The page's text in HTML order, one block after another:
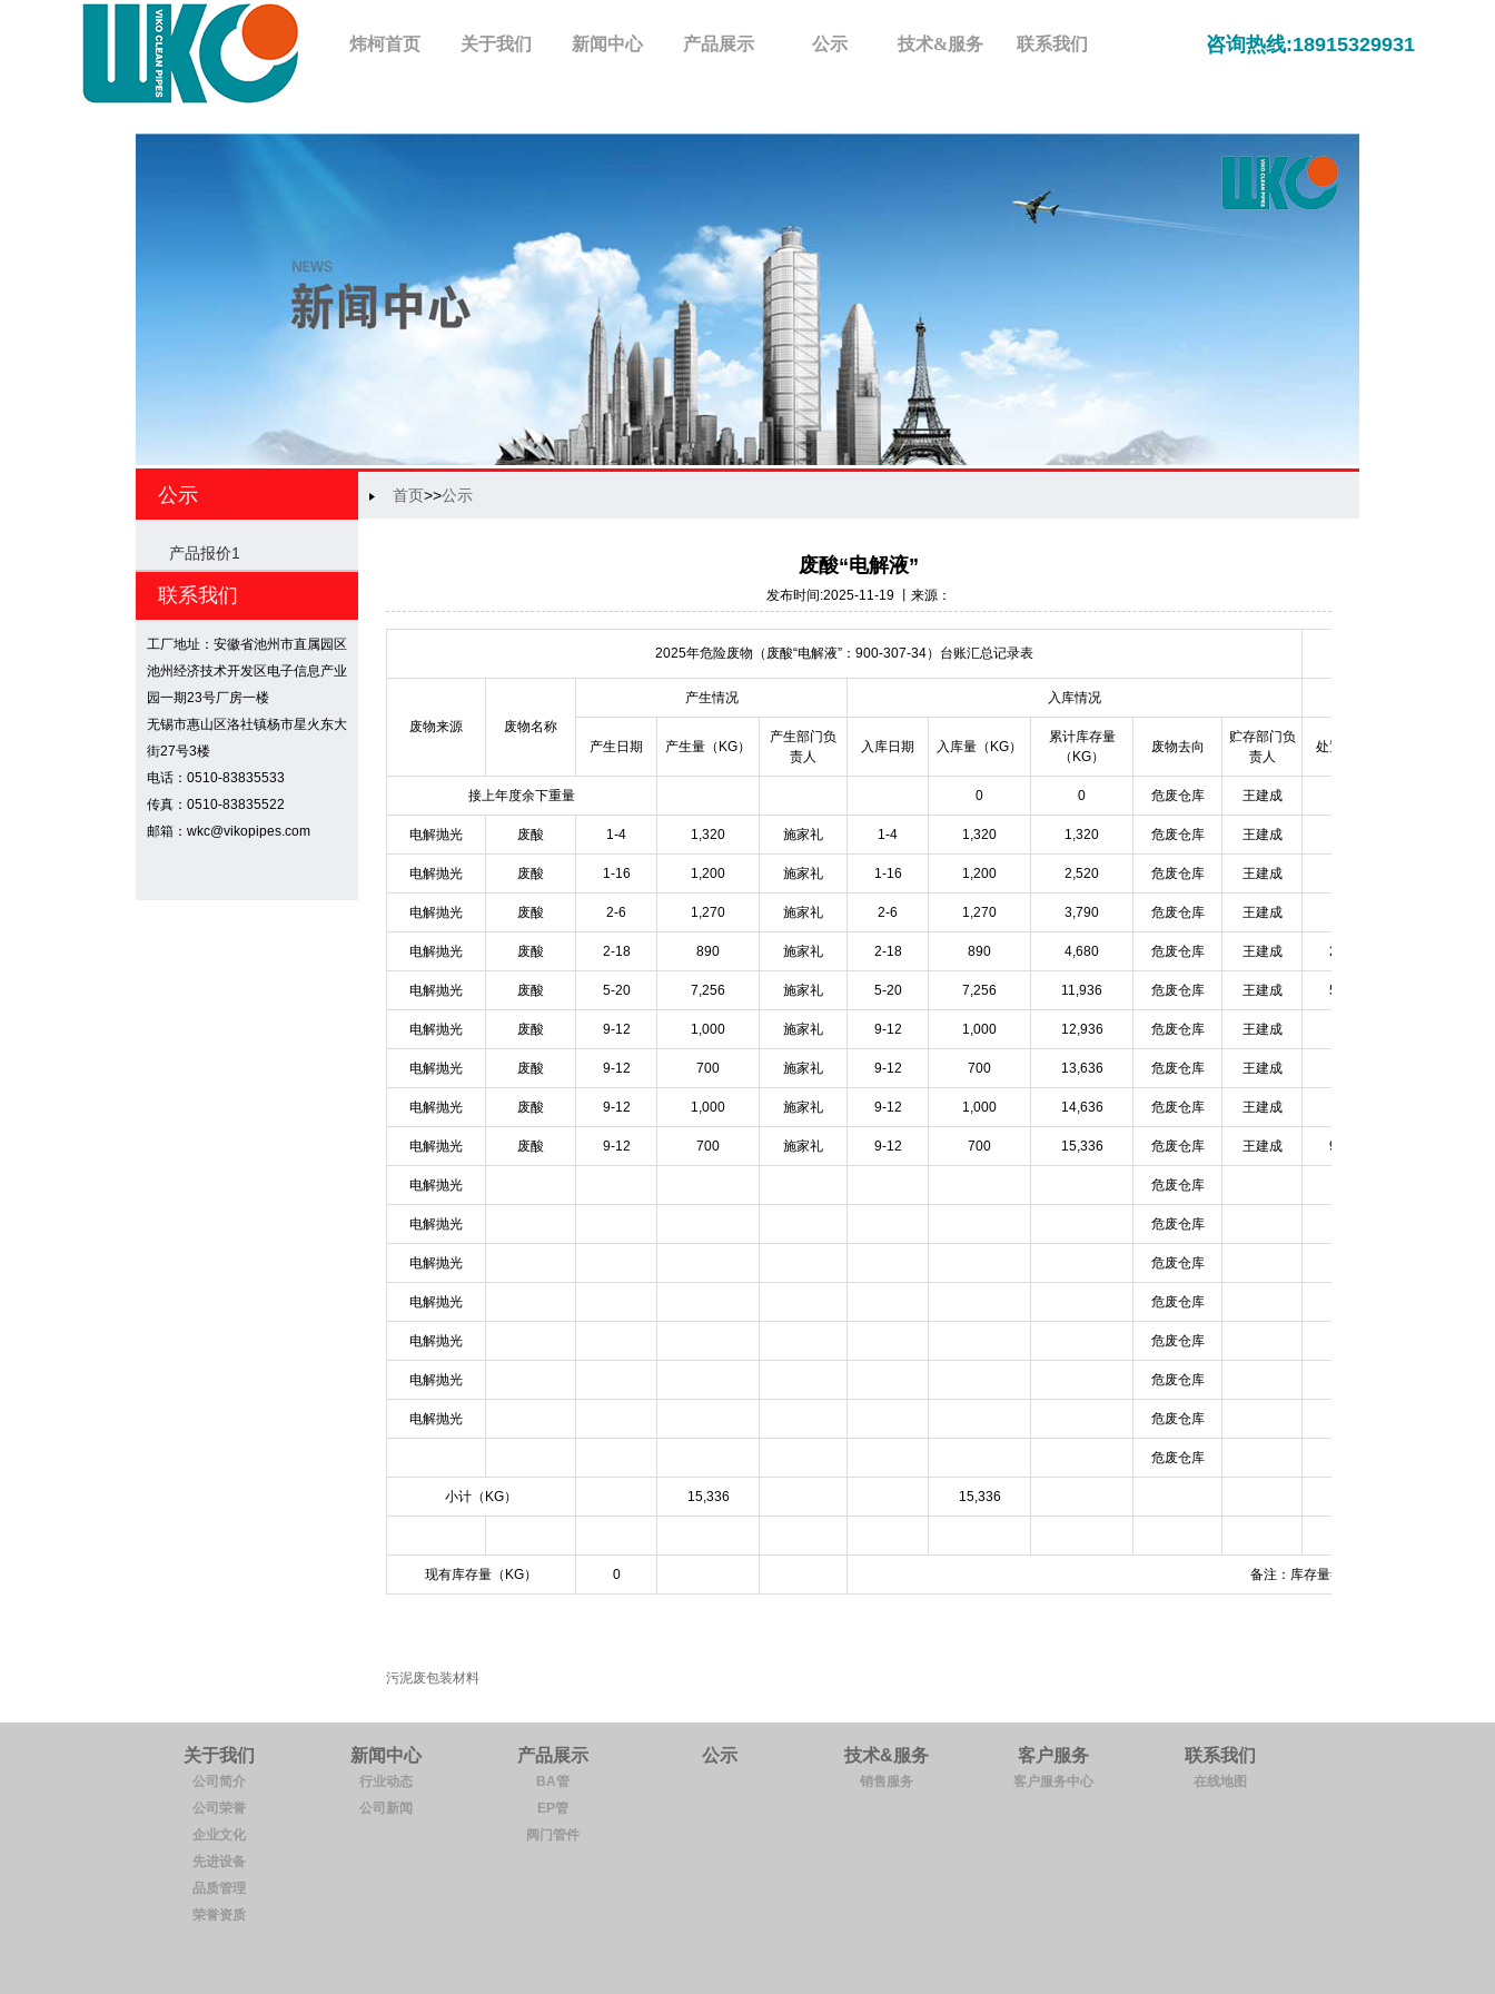
炜柯首页 关于我们 新闻中心 产品展示 公示 技术&服务 联系我们 咨询热线:18915329931
公示
产品报价1
联系我们
工厂地址：安徽省池州市直属园区
池州经济技术开发区电子信息产业
园一期23号厂房一楼
无锡市惠山区洛社镇杨市星火东大
街27号3楼
电话：0510-83835533
传真：0510-83835522
邮箱：wkc@vikopipes.com
首页>>公示
废酸“电解液”
发布时间:2025-11-19 丨来源：
2025年危险废物（废酸“电解液”：900-307-34）台账汇总记录表
废物来源 废物名称
产生情况 入库情况
产生日期 产生量（KG）
产生部门负
责人
入库日期 入库量（KG）
累计库存量
（KG）
废物去向
贮存部门负
责人
处置日期
接上年度余下重量 0 0 危废仓库 王建成
电解抛光 废酸 1-4 1,320 施家礼 1-4 1,320 1,320 危废仓库 王建成
电解抛光 废酸 1-16 1,200 施家礼 1-16 1,200 2,520 危废仓库 王建成
电解抛光 废酸 2-6 1,270 施家礼 2-6 1,270 3,790 危废仓库 王建成
电解抛光 废酸 2-18 890 施家礼 2-18 890 4,680 危废仓库 王建成 2-20
电解抛光 废酸 5-20 7,256 施家礼 5-20 7,256 11,936 危废仓库 王建成 5-21
电解抛光 废酸 9-12 1,000 施家礼 9-12 1,000 12,936 危废仓库 王建成
电解抛光 废酸 9-12 700 施家礼 9-12 700 13,636 危废仓库 王建成
电解抛光 废酸 9-12 1,000 施家礼 9-12 1,000 14,636 危废仓库 王建成
电解抛光 废酸 9-12 700 施家礼 9-12 700 15,336 危废仓库 王建成 9-16
电解抛光 危废仓库
电解抛光 危废仓库
电解抛光 危废仓库
电解抛光 危废仓库
电解抛光 危废仓库
电解抛光 危废仓库
电解抛光 危废仓库
危废仓库
小计（KG） 15,336 15,336
现有库存量（KG） 0 备注：库存量= 上月库存量 + 本月产生
污泥废包装材料
关于我们
公司简介
公司荣誉
企业文化
先进设备
品质管理
荣誉资质
新闻中心
行业动态
公司新闻
产品展示
BA管
EP管
阀门管件
公示 技术&服务
销售服务
客户服务
客户服务中心
联系我们
在线地图